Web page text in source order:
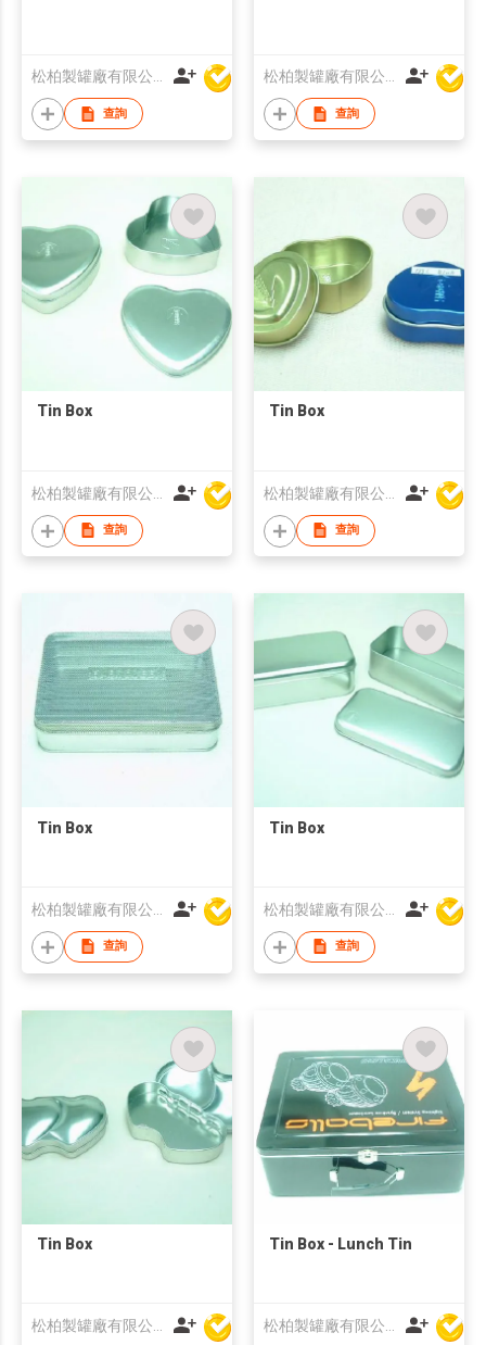
松柏製罐廠有限公司
查詢
松柏製罐廠有限公司
查詢
Tin Box
查詢
Tin Box
查詢
Tin Box
查詢
Tin Box
查詢
Tin Box Tin Box - Lunch Tin